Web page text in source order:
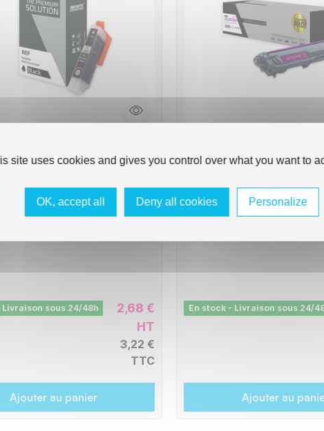
avec C13T26314012 -
Livraison sous 24/48h
2,68 €
HT
3,22 €
TTC
Ajouter au panier
PRO' compatible avec
L1-BTTN245M-PRO
En stock - Livraison sous 24/
Ajouter au
site uses cookies and gives you control over what you want to
OK, accept all Deny all cookies Personalize